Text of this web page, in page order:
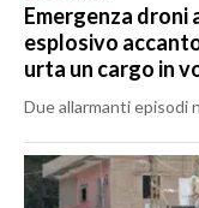
Emergenza droni
esplosivo
urta un cargo in
Due allarmanti episodi